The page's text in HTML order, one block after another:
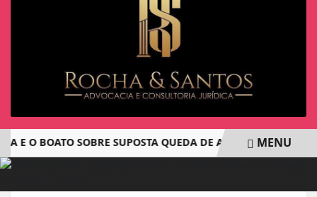
O BOATO SOBRE SUPOSTA QUEDA DE AVIÃO COM JOVENS
MENU